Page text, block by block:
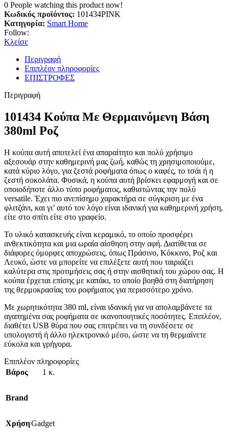
0 People watching this product now!
Κωδικός προϊόντος: 101434PINK
Κατηγορία: Smart Home
Follow:
Κλείσε
Περιγραφή
Επιπλέον πληροφορίες
ΕΠΙΣΤΡΟΦΕΣ
Περιγραφή
101434 Κούπα Με Θερμαινόμενη Βάση
380ml Ροζ
Η κούπα αυτή αποτελεί ένα απαραίτητο και πολύ χρήσιμο
αξεσουάρ στην καθημερινή μας ζωή, καθώς τη χρησιμοποιούμε,
κατά κύριο λόγο, για ζεστά ροφήματα όπως ο καφές, το τσάι ή η
ζεστή σοκολάτα. Φυσικά, η κούπα αυτή βρίσκει εφαρμογή και σε
οποιοδήποτε άλλο τύπο ροφήματος, καθιστώντας την πολύ
versatile. Έχει πιο ανεπίσημο χαρακτήρα σε σύγκριση με ένα
φλιτζάνι, και γι’ αυτό τον λόγο είναι ιδανική για καθημερινή χρήση,
είτε στο σπίτι είτε στο γραφείο.
Το υλικό κατασκευής είναι κεραμικό, το οποίο προσφέρει
ανθεκτικότητα και μια ωραία αίσθηση στην αφή. Διατίθεται σε
διάφορες όμορφες αποχρώσεις, όπως Πράσινο, Κόκκινο, Ροζ και
Λευκό, ώστε να μπορείτε να επιλέξετε αυτή που ταιριάζει
καλύτερα στις προτιμήσεις σας ή στην αισθητική του χώρου σας. Η
κούπα έρχεται επίσης με καπάκι, το οποίο βοηθά στη διατήρηση
της θερμοκρασίας του ροφήματος για περισσότερο χρόνο.
Με χωρητικότητα 380 ml, είναι ιδανική για να απολαμβάνετε τα
αγαπημένα σας ροφήματα σε ικανοποιητικές ποσότητες. Επιπλέον,
διαθέτει USB θύρα που σας επιτρέπει να τη συνδέσετε σε
υπολογιστή ή άλλο ηλεκτρονικό μέσο, ώστε να τη θερμαίνετε
εύκολα και γρήγορα.
Επιπλέον πληροφορίες
Βάρος
1 κ.
Brand
ΧρήσηGadget